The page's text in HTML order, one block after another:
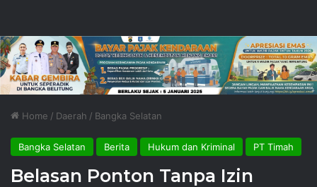
Home / Daerah / Bangka Selatan
Bangka Selatan Berita Hukum dan Kriminal PT Timah
Belasan Ponton Tanpa Izin